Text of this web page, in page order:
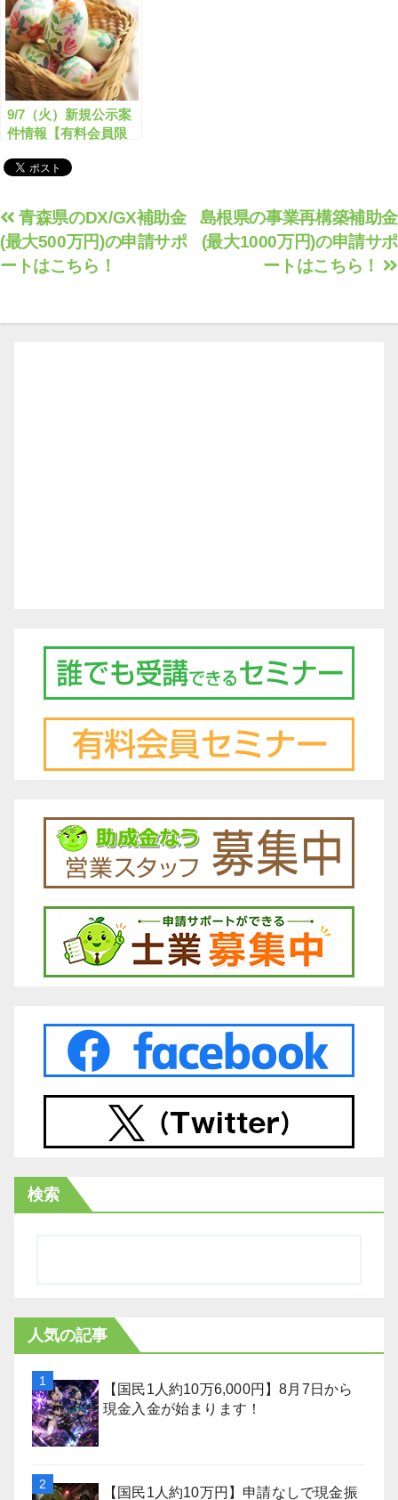
9/7（火）新規公示案
件情報【有料会員限
投
稿
ナ
ゲ
島根県の事業再構築補助金
(最大1000万円)の申請サポ
ートはこちら！
青森県のDX/GX補助金
(最大500万円)の申請サポ
ートはこちら！
検索
人気の記事
【国民1人約10万6,000円】8月7日から
現金入金が始まります！
【国民1人約10万円】申請なしで現金振